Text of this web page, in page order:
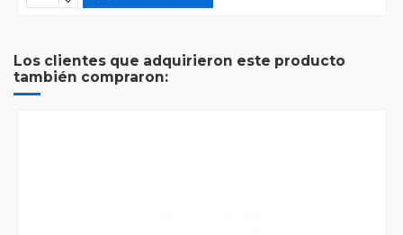
Los clientes que adquirieron este producto
también compraron: